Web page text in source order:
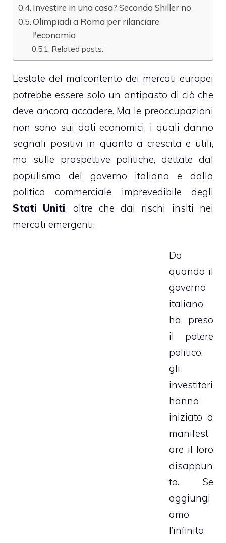
Investire in una casa? Secondo Shiller no
Olimpiadi a Roma per rilanciare
l'economia
Related posts:
L’estate del malcontento dei mercati europei
potrebbe essere solo un antipasto di ciò che
deve ancora accadere. Ma le preoccupazioni
non sono sui dati economici, i quali danno
segnali positivi in quanto a crescita e utili,
ma sulle prospettive politiche, dettate dal
populismo del governo italiano e dalla
politica commerciale imprevedibile degli
Stati Uniti, oltre che dai rischi insiti nei
mercati emergenti.
Da
quando il
governo
italiano
ha preso
il potere
politico,
gli
investitori
hanno
iniziato a
manifest
are il loro
disappun
to. Se
aggiungi
amo
l’infinito